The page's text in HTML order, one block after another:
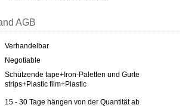
AGB
Verhandelbar
Negotiable
Schützende tape+Iron-Paletten und Gurte
strips+Plastic film+Plastic
15 - 30 Tage hängen von der Quantität ab